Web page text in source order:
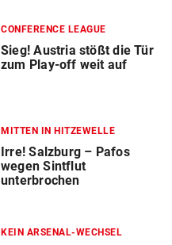
CONFERENCE LEAGUE
Sieg! Austria stößt die Tür
zum Play-off weit auf
MITTEN IN HITZEWELLE
Irre! Salzburg – Pafos
wegen Sintflut
unterbrochen
KEIN ARSENAL-WECHSEL